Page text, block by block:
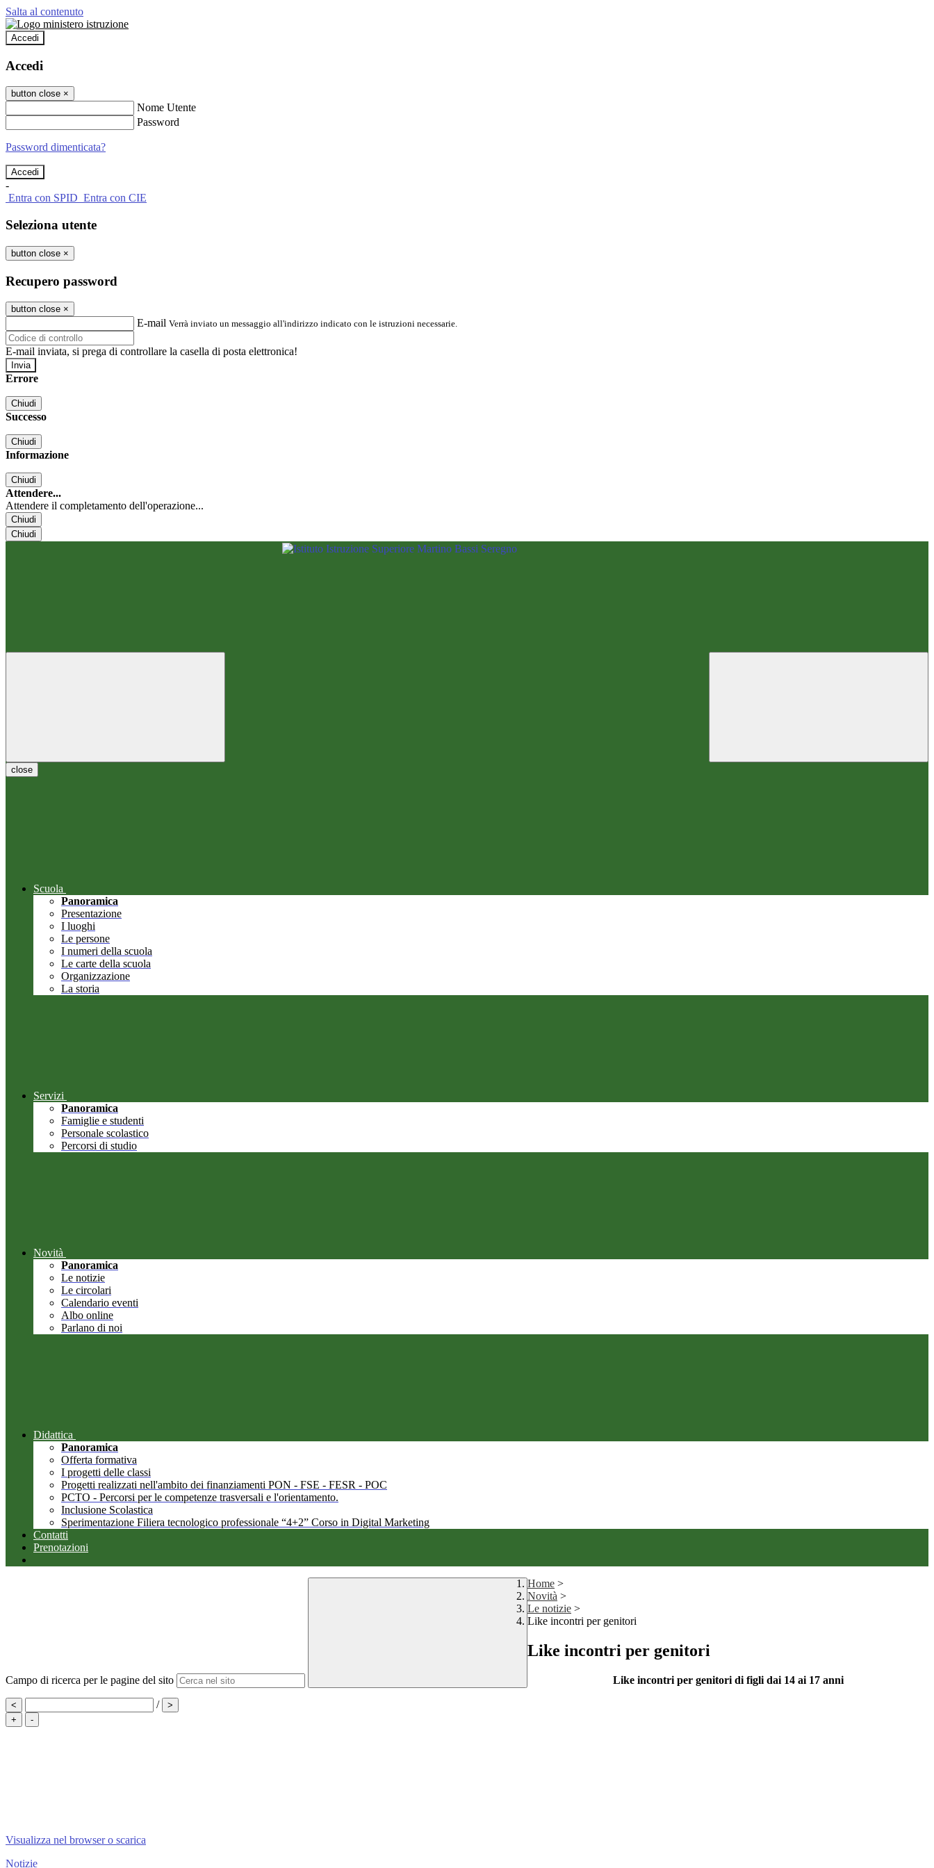
Salta al contenuto
Accedi
Accedi
button close ×
Nome Utente
Password
Password dimenticata?
-
Entra con SPID Entra con CIE
Seleziona utente
button close ×
Recupero password
button close ×
E-mail Verrà inviato un messaggio all'indirizzo indicato con le istruzioni necessarie.
E-mail inviata, si prega di controllare la casella di posta elettronica!
Errore
Chiudi
Successo
Chiudi
Informazione
Chiudi
Attendere...
Attendere il completamento dell'operazione...
Chiudi
Chiudi
close
Scuola
Panoramica
Presentazione
I luoghi
Le persone
I numeri della scuola
Le carte della scuola
Organizzazione
La storia
Servizi
Panoramica
Famiglie e studenti
Personale scolastico
Percorsi di studio
Novità
Panoramica
Le notizie
Le circolari
Calendario eventi
Albo online
Parlano di noi
Didattica
Panoramica
Offerta formativa
I progetti delle classi
Progetti realizzati nell'ambito dei finanziamenti PON - FSE - FESR - POC
PCTO - Percorsi per le competenze trasversali e l'orientamento.
Inclusione Scolastica
Sperimentazione Filiera tecnologico professionale “4+2” Corso in Digital Marketing
Contatti
Prenotazioni
Campo di ricerca per le pagine del sito
Home >
Novità >
Le notizie >
Like incontri per genitori
Like incontri per genitori
Like incontri per genitori di figli dai 14 ai 17 anni
< /
>
+
-
Visualizza nel browser o scarica
Notizie